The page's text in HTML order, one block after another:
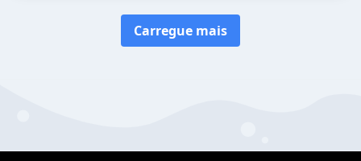
Carregue mais